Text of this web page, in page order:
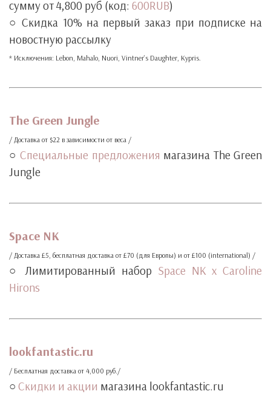
сумму от 4,800 руб (код: 600RUB)
○ Скидка 10% на первый заказ при подписке на
новостную рассылку
* Исключения: Lebon, Mahalo, Nuori, Vintner’s Daughter, Kypris.
The Green Jungle
/ Доставка от $22 в зависимости от веса /
○ Специальные предложения магазина The Green
Jungle
Space NK
/ Доставка £5, бесплатная доставка от £70 (для Европы) и от £100 (international) /
○ Лимитированный набор Space NK x Caroline
Hirons
lookfantastic.ru
/ Бесплатная доставка от 4,000 руб./
○ Скидки и акции магазина lookfantastic.ru